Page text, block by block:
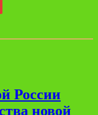
России
новой